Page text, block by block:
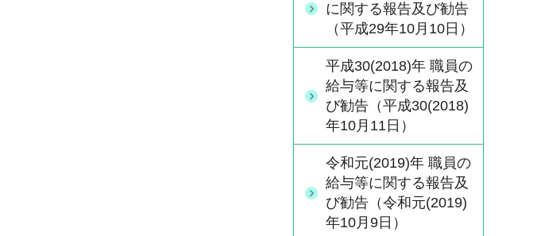
に関する報告及び勧告
（平成29年10月10日）
平成30(2018)年 職員の
給与等に関する報告及
び勧告（平成30(2018)
年10月11日）
令和元(2019)年 職員の
給与等に関する報告及
び勧告（令和元(2019)
年10月9日）